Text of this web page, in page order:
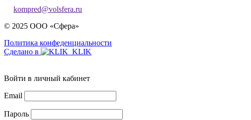
kompred@volsfera.ru
© 2025 ООО «Сфера»
Политика конфеденциальности
Сделано в
Войти в личный кабинет
Email
Пароль